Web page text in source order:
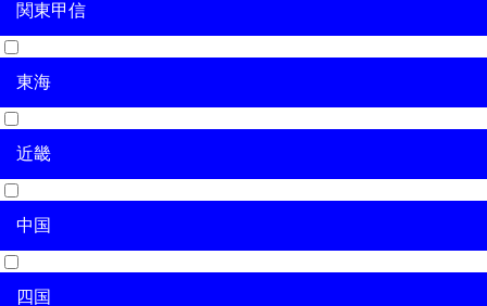
新潟県
富山県
石川県
福井県
関東甲信
茨城県
栃木県
群馬県
埼玉県
千葉県
東京都
神奈川県
山梨県
長野県
東海
岐阜県
静岡県
愛知県
三重県
近畿
滋賀県
京都府
大阪府
兵庫県
奈良県
和歌山県
中国
鳥取県
島根県
岡山県
広島県
山口県
四国